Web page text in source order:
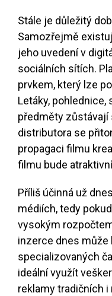
Stále je důležitý
Samozřejmě
jeho uvedení v
sociálních sítích.
prvkem, který lze
Letáky, pohlednice,
předměty zůstávají
distributora se
propagaci filmu
filmu bude
Příliš účinná už
médiích, tedy
vysokým
inzerce dnes může
specializovaných
ideální využít
reklamy tradičních